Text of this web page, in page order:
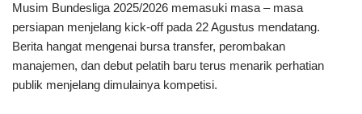
Musim Bundesliga 2025/2026 memasuki masa – masa
persiapan menjelang kick‑off pada 22 Agustus mendatang.
Berita hangat mengenai bursa transfer, perombakan
manajemen, dan debut pelatih baru terus menarik perhatian
publik menjelang dimulainya kompetisi.